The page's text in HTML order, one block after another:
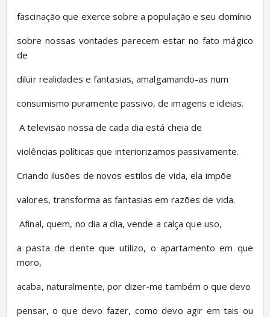
fascinação que exerce sobre a população e seu domínio
sobre nossas vontades parecem estar no fato mágico
de
diluir realidades e fantasias, amalgamando-as num
consumismo puramente passivo, de imagens e ideias.
A televisão nossa de cada dia está cheia de
violências políticas que interiorizamos passivamente.
Criando ilusões de novos estilos de vida, ela impõe
valores, transforma as fantasias em razões de vida.
Afinal, quem, no dia a dia, vende a calça que uso,
a pasta de dente que utilizo, o apartamento em que
moro,
acaba, naturalmente, por dizer-me também o que devo
pensar, o que devo fazer, como devo agir em tais ou